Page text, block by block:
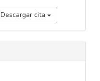
Descargar cita